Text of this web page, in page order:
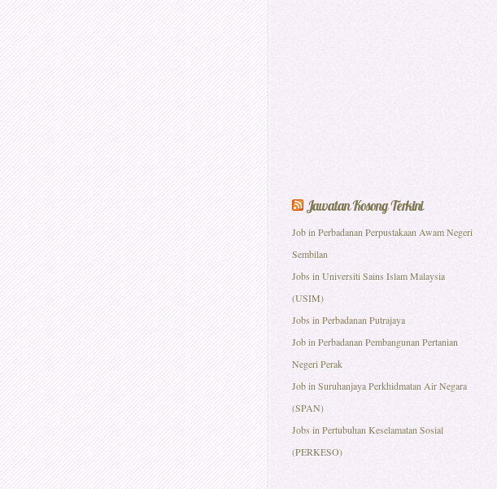
Jawatan Kosong Terkini
Job in Perbadanan Perpustakaan Awam Negeri
Sembilan
Jobs in Universiti Sains Islam Malaysia
(USIM)
Jobs in Perbadanan Putrajaya
Job in Perbadanan Pembangunan Pertanian
Negeri Perak
Job in Suruhanjaya Perkhidmatan Air Negara
(SPAN)
Jobs in Pertubuhan Keselamatan Sosial
(PERKESO)